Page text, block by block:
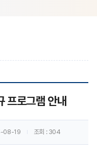
프로그램 안내
08-19 조회 : 304